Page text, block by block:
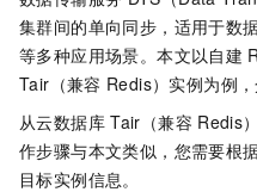
集群间的单向同步，适用于数
等多种应用场景。本文以自建
Tair（兼容 Redis） 实例为例
从云数据库 Tair（兼容 Redis）
作步骤与本文类似，您需要根
目标实例信息。